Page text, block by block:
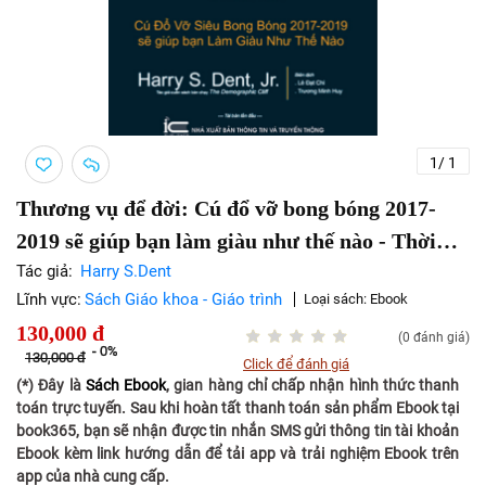
1 / 1
Thương vụ để đời: Cú đổ vỡ bong bóng 2017-
2019 sẽ giúp bạn làm giàu như thế nào - Thời
hạn: Vĩnh viễn
Tác giả: Harry S.Dent
Lĩnh vực: Sách Giáo khoa - Giáo trình Loại sách: Ebook
130,000 đ
130,000 đ - 0%
(0 đánh giá)
Click để đánh giá
(*) Đây là Sách Ebook, gian hàng chỉ chấp nhận hình thức thanh
toán trực tuyến. Sau khi hoàn tất thanh toán sản phẩm Ebook tại
book365, bạn sẽ nhận được tin nhắn SMS gửi thông tin tài khoản
Ebook kèm link hướng dẫn để tải app và trải nghiệm Ebook trên
app của nhà cung cấp.